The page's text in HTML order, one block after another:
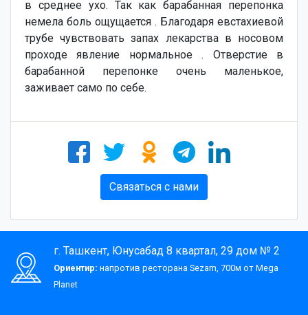
в среднее ухо. Так как барабанная перепонка
немела боль ощущается . Благодаря евстахиевой
трубе чувствовать запах лекарства в носовом
проходе явление нормальное . Отверстие в
барабанной перепонке очень маленькое,
заживает само по себе.
Связаться с нами
г. Ташкент, Юнусабад 8 квартал, 29 дом № 2
Ориентир: напротив ресторана Sezam, 700м от Mega
Planet